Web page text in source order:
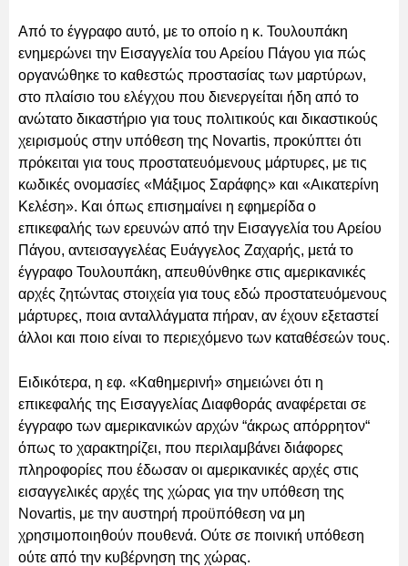
Από το έγγραφο αυτό, με το οποίο η κ. Τουλουπάκη
ενημερώνει την Εισαγγελία του Αρείου Πάγου για πώς
οργανώθηκε το καθεστώς προστασίας των μαρτύρων,
στο πλαίσιο του ελέγχου που διενεργείται ήδη από το
ανώτατο δικαστήριο για τους πολιτικούς και δικαστικούς
χειρισμούς στην υπόθεση της Novartis, προκύπτει ότι
πρόκειται για τους προστατευόμενους μάρτυρες, με τις
κωδικές ονομασίες «Μάξιμος Σαράφης» και «Αικατερίνη
Κελέση». Και όπως επισημαίνει η εφημερίδα ο
επικεφαλής των ερευνών από την Εισαγγελία του Αρείου
Πάγου, αντεισαγγελέας Ευάγγελος Ζαχαρής, μετά το
έγγραφο Τουλουπάκη, απευθύνθηκε στις αμερικανικές
αρχές ζητώντας στοιχεία για τους εδώ προστατευόμενους
μάρτυρες, ποια ανταλλάγματα πήραν, αν έχουν εξεταστεί
άλλοι και ποιο είναι το περιεχόμενο των καταθέσεών τους.
Ειδικότερα, η εφ. «Καθημερινή» σημειώνει ότι η
επικεφαλής της Εισαγγελίας Διαφθοράς αναφέρεται σε
έγγραφο των αμερικανικών αρχών “άκρως απόρρητον“
όπως το χαρακτηρίζει, που περιλαμβάνει διάφορες
πληροφορίες που έδωσαν οι αμερικανικές αρχές στις
εισαγγελικές αρχές της χώρας για την υπόθεση της
Novartis, με την αυστηρή προϋπόθεση να μη
χρησιμοποιηθούν πουθενά. Ούτε σε ποινική υπόθεση
ούτε από την κυβέρνηση της χώρας.